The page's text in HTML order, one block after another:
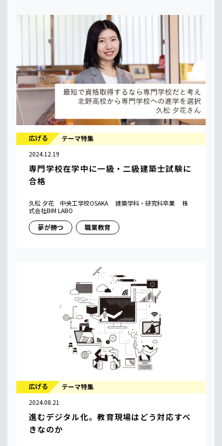
広げる テーマ特集
2024.12.19
専門学校在学中に一級・二級建築士試験に
合格
久松 夕花 中央工学校OSAKA 建築学科・研究科卒業 株
式会社BIM LABO
夢が勝つ 職業教育
広げる テーマ特集
2024.08.21
進むデジタル化。教育現場はどう対応すべ
きなのか